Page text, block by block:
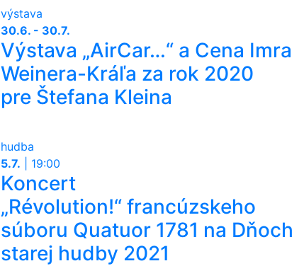
výstava
30.6. - 30.7.
Výstava „AirCar…“ a Cena Imra
Weinera-Kráľa za rok 2020
pre Štefana Kleina
hudba
5.7.
19:00
Koncert
„Révolution!“ francúzskeho
súboru Quatuor 1781 na Dňoch
starej hudby 2021